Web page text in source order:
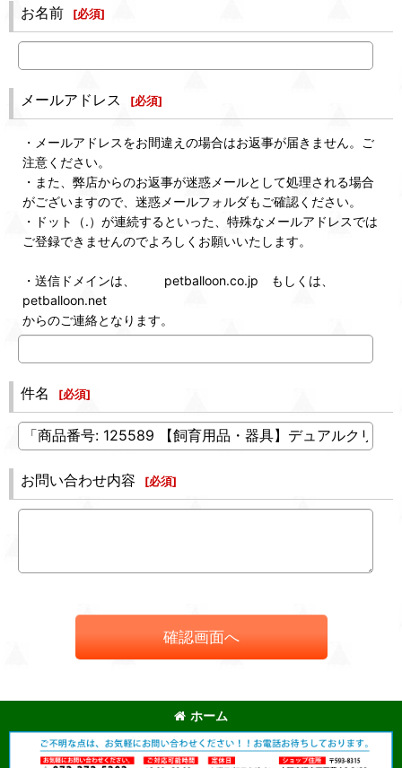
お名前 [必須]
メールアドレス [必須]
・メールアドレスをお間違えの場合はお返事が届きません。ご
注意ください。
・また、弊店からのお返事が迷惑メールとして処理される場合
がございますので、迷惑メールフォルダもご確認ください。
・ドット（.）が連続するといった、特殊なメールアドレスでは
ご登録できませんのでよろしくお願いいたします。
・送信ドメインは、 petballoon.co.jp もしくは、
petballoon.net
からのご連絡となります。
件名 [必須]
お問い合わせ内容 [必須]
確認画面へ
ホーム